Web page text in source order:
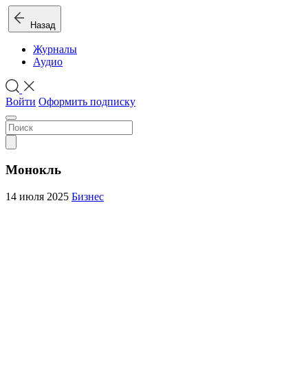
Назад
Журналы
Аудио
Войти Оформить подписку
Монокль
14 июля 2025 Бизнес